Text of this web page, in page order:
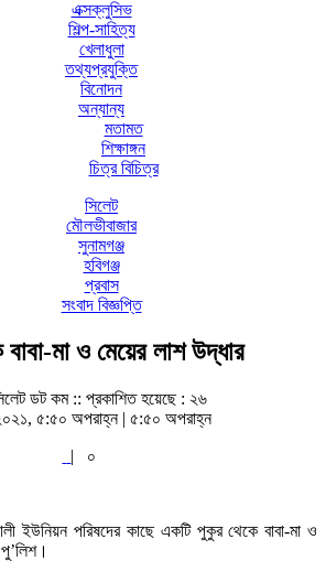
এক্সক্লুসিভ
শিল্প-সাহিত্য
খেলাধুলা
তথ্যপ্রযুক্তি
বিনোদন
অন্যান্য
মতামত
শিক্ষাঙ্গন
চিত্র বিচিত্র
সিলেট
মৌলভীবাজার
সুনামগঞ্জ
হবিগঞ্জ
প্রবাস
সংবাদ বিজ্ঞপ্তি
মা ও মেয়ের লাশ উদ্ধার
ডট কম :: প্রকাশিত হয়েছে : ২৬
৫:৫০ অপরাহ্ন | ৫:৫০ অপরাহ্ন
|
০
ইউনিয়ন পরিষদের কাছে একটি পুকুর থেকে বাবা-মা ও